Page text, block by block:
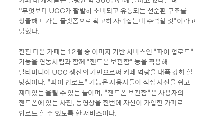
"무엇보다 UCC가 활발히 소비되고 유통되는 선순환 구조를
창출해 나가는 플랫폼으로 확고히 자리잡는데 주력할 것"이라고
밝혔다.
한편 다음 카페는 12월 중 이미지 기반 서비스인 “파이 업로드“
기능을 연동시킴과 함께 “핸드폰 보관함“ 등을 적용해
멀티미디어 UCC 생산의 기반으로써 카페 역량을 대폭 강화 할
방침이다. “파이 업로드“ 기능은 사용자들이 직접 사진을 쉽고
재미있는 올릴 수 있는 툴이며, “핸드폰 보관함“은 사용자의
핸드폰에 있는 사진, 동영상을 한번에 자신이 가입한 카페로
업로드 할 수 있도록 한 서비스이다.